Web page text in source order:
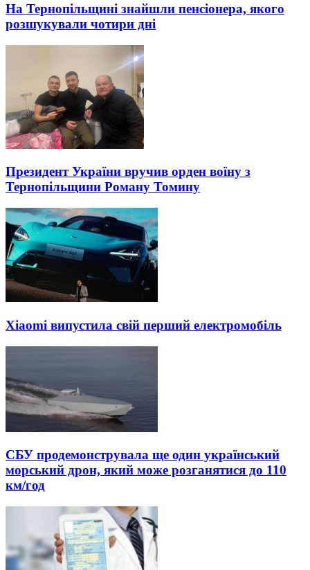
На Тернопільщині знайшли пенсіонера, якого
розшукували чотири дні
Президент України вручив орден воїну з
Тернопільщини Роману Томину
Xiaomi випустила свій перший електромобіль
СБУ продемонструвала ще один український
морський дрон, який може розганятися до 110
км/год